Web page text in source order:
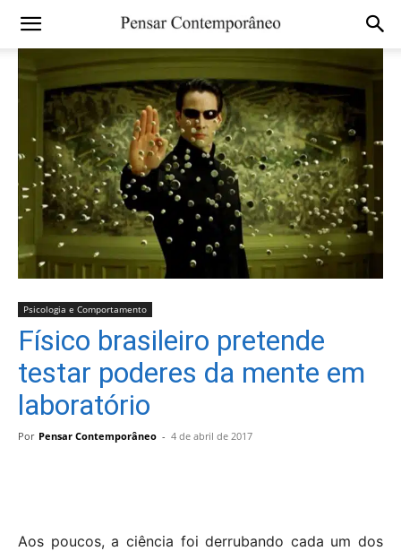
Psicologia e Comportamento
Físico brasileiro pretende
testar poderes da mente em
laboratório
Por Pensar Contemporâneo - 4 de abril de 2017
Aos poucos, a ciência foi derrubando cada um dos